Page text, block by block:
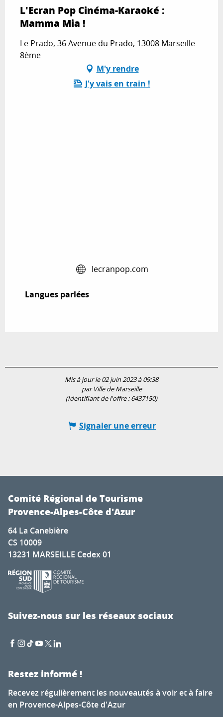
L'Ecran Pop Cinéma-Karaoké :
Mamma Mia !
Le Prado, 36 Avenue du Prado, 13008 Marseille
8ème
M'y rendre
J'y vais en train !
lecranpop.com
Langues parlées
Langues parlées
Mis à jour le 02 juin 2023 à 09:38
par Ville de Marseille
(Identifiant de l'offre :6437150)
Signaler une erreur
Comité Régional de Tourisme
Provence-Alpes-Côte d'Azur
64 La Canebière
CS 10009
13231 MARSEILLE Cedex 01
Suivez-nous sur les réseaux sociaux
Restez informé !
Recevez régulièrement les nouveautés à voir et à faire
en Provence-Alpes-Côte d'Azur